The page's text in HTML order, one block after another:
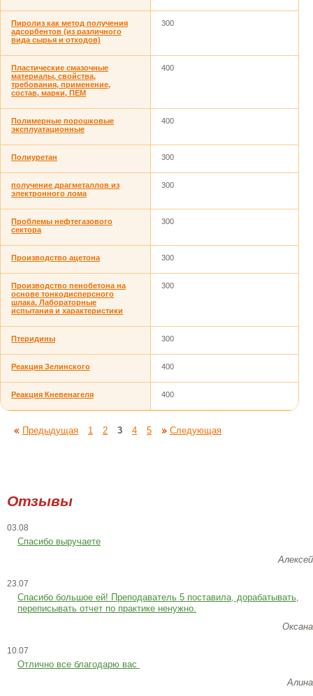
Пиролиз как метод получения
адсорбентов (из различного
вида сырья и отходов)
300
Пластические смазочные
материалы, свойства,
требования, применение,
состав, марки, ПЕМ
400
Полимерные порошковые
эксплуатационные
400
Полиуретан 300
получение драгметаллов из
электронного лома
300
Проблемы нефтегазового
сектора
300
Производство ацетона 300
Производство пенобетона на
основе тонкодисперсного
шлака. Лабораторные
испытания и характеристики
300
Птеридины 300
Реакция Зелинского 400
Реакция Кневенагеля 400
Предыдущая 1 2 3 4 5 Следующая
Отзывы
03.08
Спасибо выручаете
Алексей
23.07
Cпасибо большое ей! Преподаватель 5 поставила, дорабатывать,
переписывать отчет по практике ненужно.
Оксана
10.07
Отлично все благодарю вас
Алина